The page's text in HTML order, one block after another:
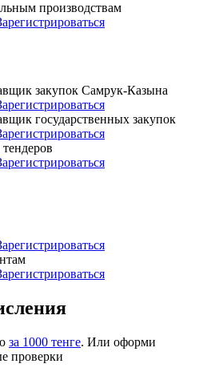
производствам
закупок Самрук-Казына
государственных закупок
за 1000 тенге. Или оформи
проверки